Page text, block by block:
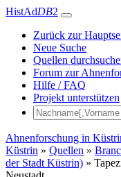
HistAdDB2
Zurück zur
Neue Suche
Quellen
Forum zur
Hilfe / FAQ
Projekt unterstützen
Ahnenforschung in
Küstrin » Quellen »
der Stadt Küstrin) »